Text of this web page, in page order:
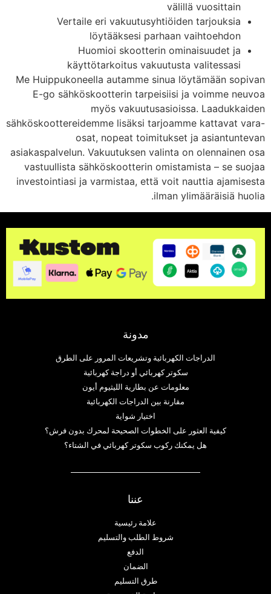
välillä vuosittain
Vertaile eri vakuutusyhtiöiden tarjouksia
löytääksesi parhaan vaihtoehdon
Huomioi skootterin ominaisuudet ja
käyttötarkoitus vakuutusta valitessasi
Me Huippukoneella autamme sinua löytämään sopivan
E-go sähköskootterin tarpeisiisi ja voimme neuvoa
myös vakuutusasioissa. Laadukkaiden
sähköskoottereidemme lisäksi tarjoamme kattavat vara-
osat, nopeat toimitukset ja asiantuntevan
asiakaspalvelun. Vakuutuksen valinta on olennainen osa
vastuullista sähköskootterin omistamista – se suojaa
investointiasi ja varmistaa, että voit nauttia ajamisesta
ilman ylimääräisiä huolia.
مدونة
الدراجات الكهربائية وتشريعات المرور على الطرق
سكوتر كهربائي أو دراجة كهربائية
معلومات عن بطارية الليثيوم أيون
مقارنة بين الدراجات الكهربائية
اختيار شواية
كيفية العثور على الخطوات الصحيحة لمحرك بدون فرش؟
هل يمكنك ركوب سكوتر كهربائي في الشتاء؟
عننا
علامة رئيسية
شروط الطلب والتسليم
الدفع
الضمان
طرق التسليم